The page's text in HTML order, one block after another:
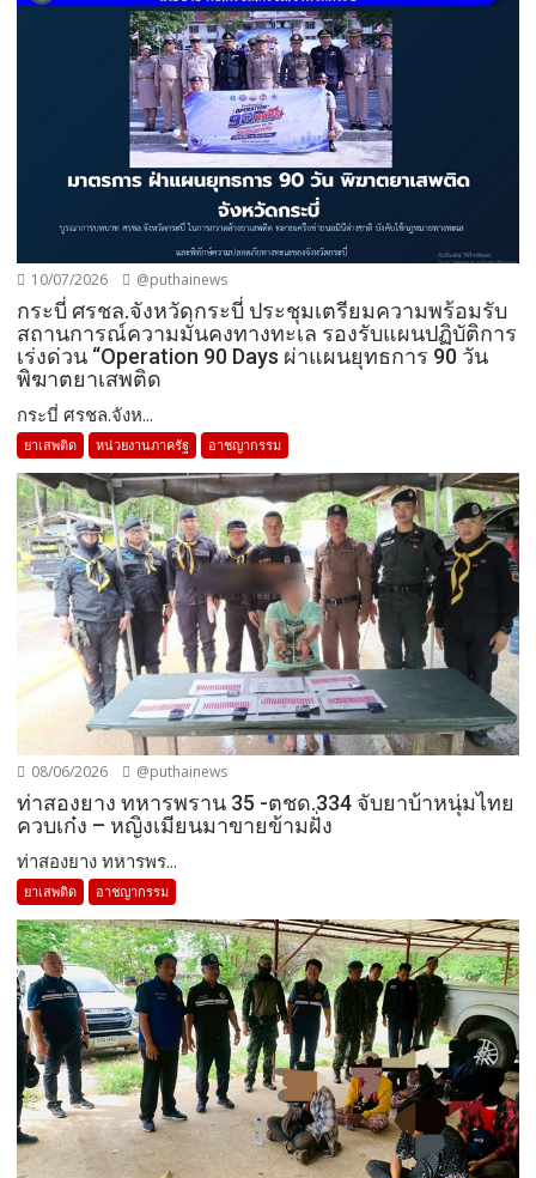
10/07/2026 @puthainews
กระบี่ ศรชล.จังหวัดกระบี่ ประชุมเตรียมความพร้อมรับ
สถานการณ์ความมั่นคงทางทะเล รองรับแผนปฏิบัติการ
เร่งด่วน “Operation 90 Days ผ่าแผนยุทธการ 90 วัน
พิฆาตยาเสพติด
กระบี่ ศรชล.จังห...
ยาเสพติด หน่วยงานภาครัฐ อาชญากรรม
08/06/2026 @puthainews
ท่าสองยาง ทหารพราน 35 -ตชด.334 จับยาบ้าหนุ่มไทย
ควบเก๋ง – หญิงเมียนมาขายข้ามฝั่ง
ท่าสองยาง ทหารพร...
ยาเสพติด อาชญากรรม